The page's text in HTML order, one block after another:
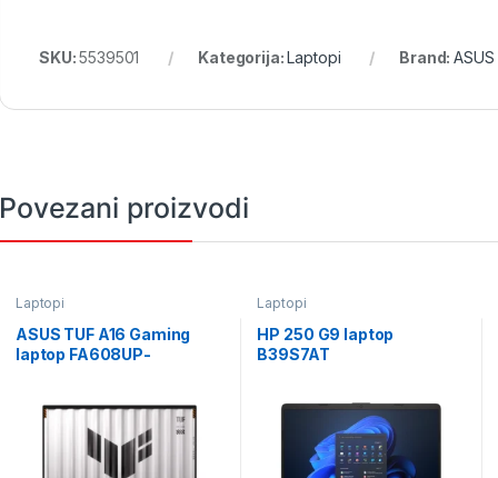
SKU:5539501 Kategorija:Laptopi Brand:ASUS
Povezani proizvodi
Laptopi
ASUS TUF A16 Gaming
laptop FA608UP-
Laptopi
HP 250 G9 laptop
B39S7AT